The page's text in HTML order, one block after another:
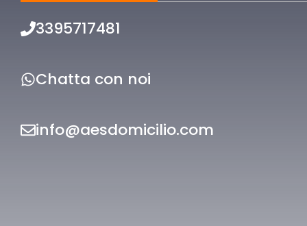
3395717481
Chatta con noi
info@aesdomicilio.com